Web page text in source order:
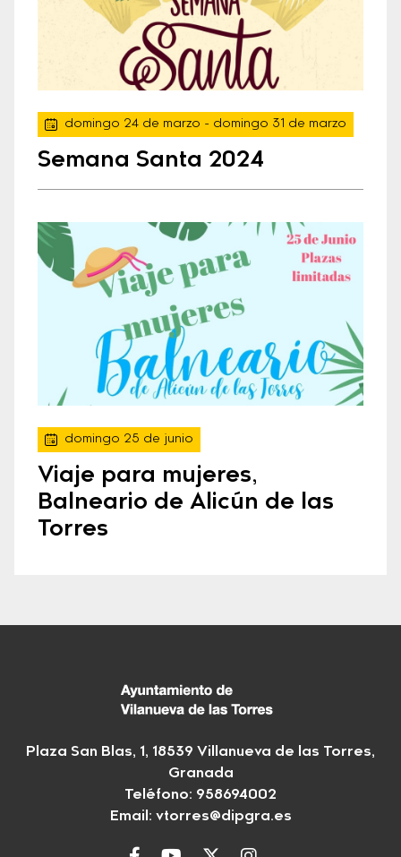
domingo 24 de marzo - domingo 31 de marzo
Semana Santa 2024
domingo 25 de junio
Viaje para mujeres,
Balneario de Alicún de las
Torres
Plaza San Blas, 1, 18539 Villanueva de las Torres,
Granada
Teléfono: 958694002
Email: vtorres@dipgra.es